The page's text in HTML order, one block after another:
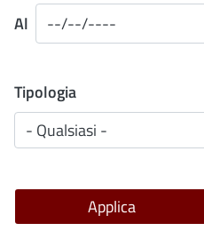
Al
Tipologia